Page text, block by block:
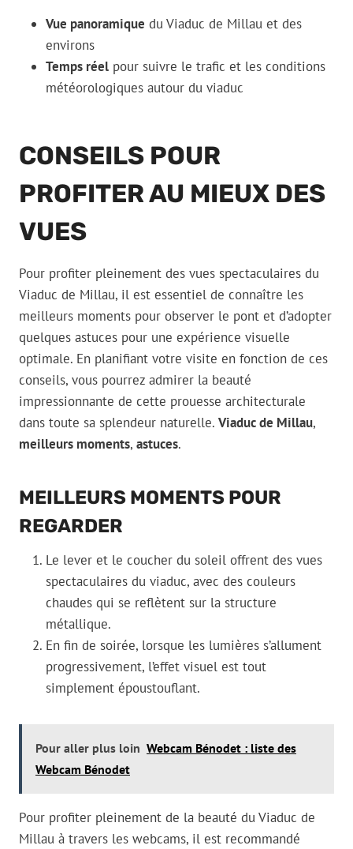
Vue panoramique du Viaduc de Millau et des
environs
Temps réel pour suivre le trafic et les conditions
météorologiques autour du viaduc
CONSEILS POUR
PROFITER AU MIEUX DES
VUES
Pour profiter pleinement des vues spectaculaires du
Viaduc de Millau, il est essentiel de connaître les
meilleurs moments pour observer le pont et d’adopter
quelques astuces pour une expérience visuelle
optimale. En planifiant votre visite en fonction de ces
conseils, vous pourrez admirer la beauté
impressionnante de cette prouesse architecturale
dans toute sa splendeur naturelle. Viaduc de Millau,
meilleurs moments, astuces.
MEILLEURS MOMENTS POUR
REGARDER
Le lever et le coucher du soleil offrent des vues
spectaculaires du viaduc, avec des couleurs
chaudes qui se reflètent sur la structure
métallique.
En fin de soirée, lorsque les lumières s’allument
progressivement, l’effet visuel est tout
simplement époustouflant.
Pour aller plus loin Webcam Bénodet : liste des
Webcam Bénodet
Pour profiter pleinement de la beauté du Viaduc de
Millau à travers les webcams, il est recommandé